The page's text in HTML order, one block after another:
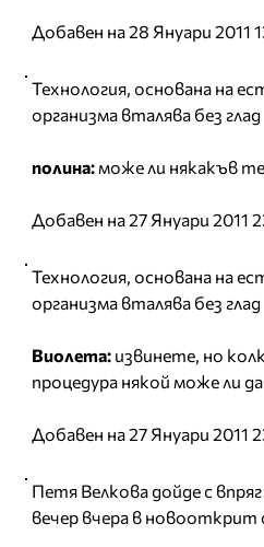
Добавен на 28 Януари 2011
Технология, основана на
организма вталява без глад
полина:може ли някакъв
Добавен на 27 Януари 2011
Технология, основана на
организма вталява без глад
Виолета: извинете, но
процедура някой може ли
Добавен на 27 Януари 2011
Петя Велкова дойде с
вечер вчера в новооткрит